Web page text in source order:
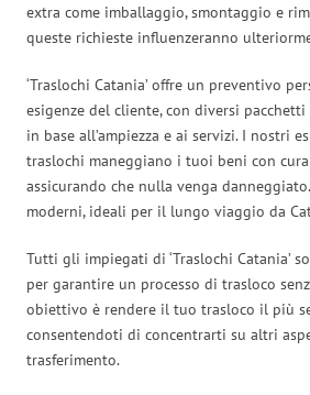
extra come imballaggio, smontaggio e
queste richieste influenzeranno
‘Traslochi Catania’ offre un preventivo
esigenze del cliente, con diversi
in base all’ampiezza e ai servizi. I nostri
traslochi maneggiano i tuoi beni con cura
assicurando che nulla venga
moderni, ideali per il lungo viaggio da
Tutti gli impiegati di ‘Traslochi Catania’
per garantire un processo di trasloco
obiettivo è rendere il tuo trasloco il più
consentendoti di concentrarti su altri
trasferimento.